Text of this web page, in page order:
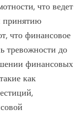
что ведет
принятию
что финансовое
тревожности до
финансовых
как